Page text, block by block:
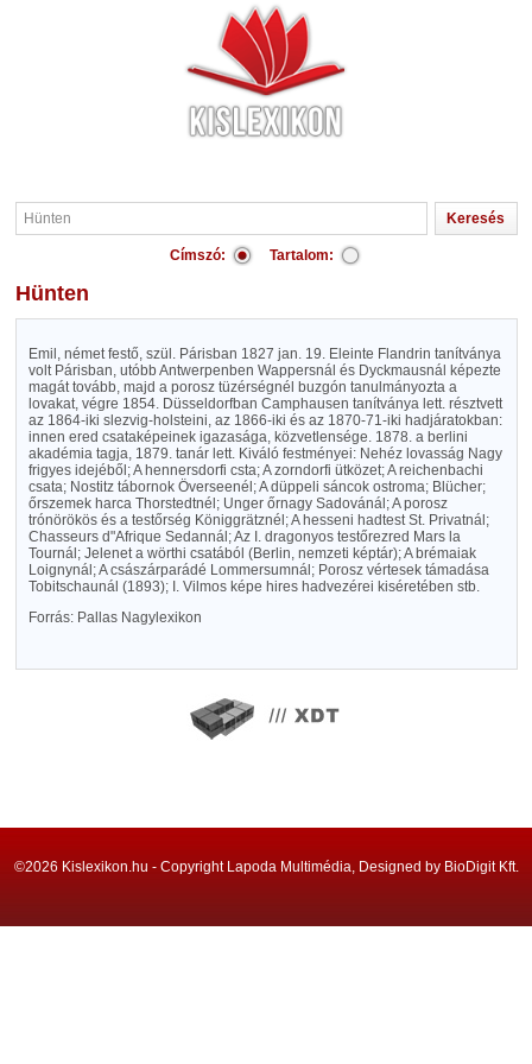
Címszó: Tartalom:
Hünten
Emil, német festő, szül. Párisban 1827 jan. 19. Eleinte Flandrin tanítványa
volt Párisban, utóbb Antwerpenben Wappersnál és Dyckmausnál képezte
magát tovább, majd a porosz tüzérségnél buzgón tanulmányozta a
lovakat, végre 1854. Düsseldorfban Camphausen tanítványa lett. résztvett
az 1864-iki slezvig-holsteini, az 1866-iki és az 1870-71-iki hadjáratokban:
innen ered csataképeinek igazasága, közvetlensége. 1878. a berlini
akadémia tagja, 1879. tanár lett. Kiváló festményei: Nehéz lovasság Nagy
frigyes idejéből; A hennersdorfi csta; A zorndorfi ütközet; A reichenbachi
csata; Nostitz tábornok Överseenél; A düppeli sáncok ostroma; Blücher;
őrszemek harca Thorstedtnél; Unger őrnagy Sadovánál; A porosz
trónörökös és a testőrség Königgrätznél; A hesseni hadtest St. Privatnál;
Chasseurs d"Afrique Sedannál; Az I. dragonyos testőrezred Mars la
Tournál; Jelenet a wörthi csatából (Berlin, nemzeti képtár); A brémaiak
Loignynál; A császárparádé Lommersumnál; Porosz vértesek támadása
Tobitschaunál (1893); I. Vilmos képe hires hadvezérei kiséretében stb.
Forrás: Pallas Nagylexikon
©2026 Kislexikon.hu - Copyright Lapoda Multimédia, Designed by BioDigit Kft.